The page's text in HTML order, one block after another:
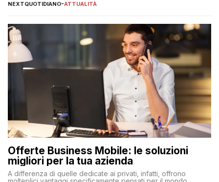
NEXTQUOTIDIANO-ATTUALITÀ
Offerte Business Mobile: le soluzioni
migliori per la tua azienda
A differenza di quelle dedicate ai privati, infatti, offrono